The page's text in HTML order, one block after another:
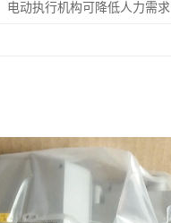
电动执行机构可降低人力需求